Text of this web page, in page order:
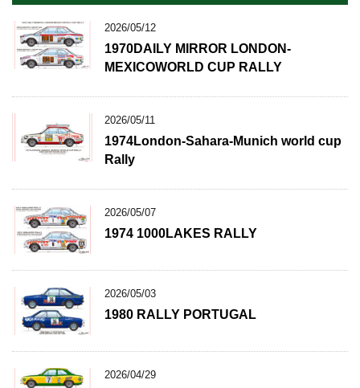
2026/05/12
1970DAILY MIRROR LONDON-
MEXICOWORLD CUP RALLY
2026/05/11
1974London-Sahara-Munich world cup
Rally
2026/05/07
1974 1000LAKES RALLY
2026/05/03
1980 RALLY PORTUGAL
2026/04/29